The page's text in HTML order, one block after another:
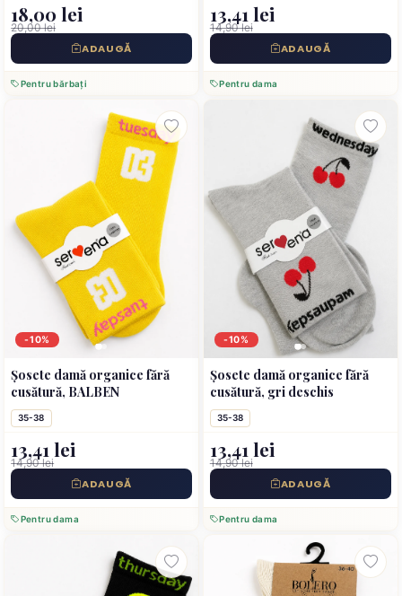
18,00 lei
20,00 lei
ADAUGĂ
Pentru bărbați
13,41 lei
14,90 lei
ADAUGĂ
Pentru dama
-10%
Șosete damă organice fără
cusătură, BALBEN
35-38
13,41 lei
14,90 lei
ADAUGĂ
Pentru dama
-10%
Șosete damă organice fără
cusătură, gri deschis
35-38
13,41 lei
14,90 lei
ADAUGĂ
Pentru dama